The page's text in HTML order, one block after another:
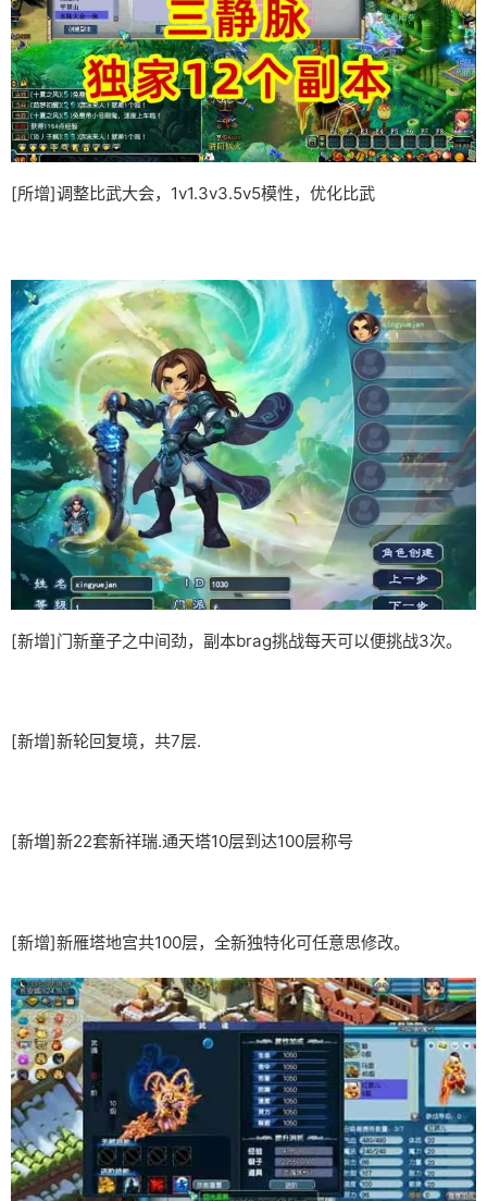
[所增]调整比武大会，1v1.3v3.5v5模性，优化比武
[新增]门新童子之中间劲，副本brag挑战每天可以便挑战3次。
[新增]新轮回复境，共7层.
[新増]新22套新祥瑞.通天塔10层到达100层称号
[新增]新雁塔地宫共100层，全新独特化可任意思修改。